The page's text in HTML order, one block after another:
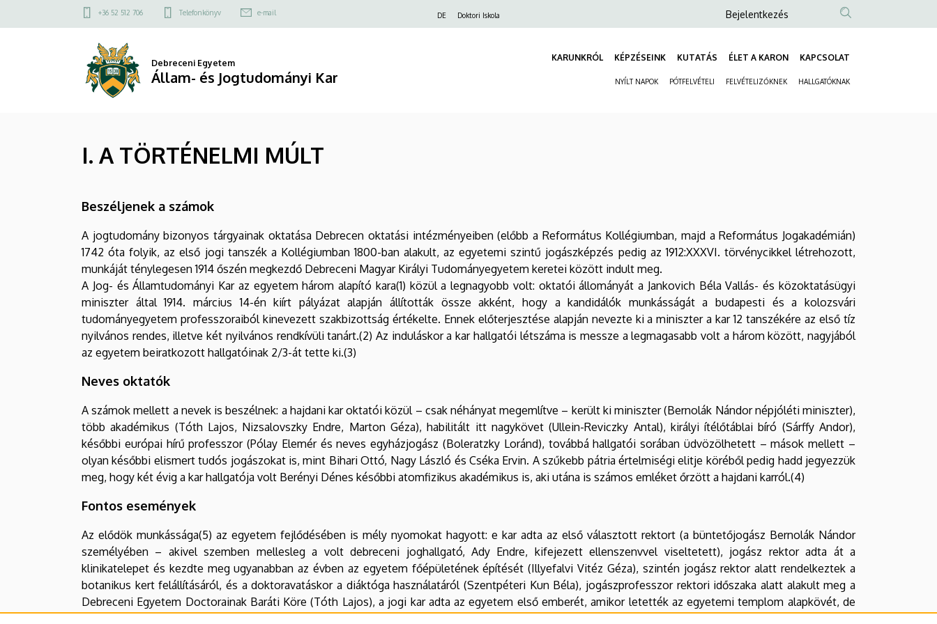
TÖRTÉNELMI
Jogtudományi
a
Felső
menü
+36 52 512 706 Telefonkönyv e-mail DE Doktori Iskola
Anonim
fiók
menüje
Bejelentkezés
Debreceni Egyetem
Állam- és Jogtudományi Kar
KARUNKRÓL KÉPZÉSEINK KUTATÁS ÉLET A KARON KAPCSOLAT
NYÍLT NAPOK PÓTFELVÉTELI FELVÉTELIZŐKNEK HALLGATÓKNAK
I. A TÖRTÉNELMI MÚLT
Beszéljenek a számok
A jogtudomány bizonyos tárgyainak oktatása Debrecen oktatási intézményeiben (előbb a Református Kollégiumban, majd a Református Jogakadémián)
1742 óta folyik, az első jogi tanszék a Kollégiumban 1800-ban alakult, az egyetemi szintű jogászképzés pedig az 1912:XXXVI. törvénycikkel létrehozott,
munkáját ténylegesen 1914 őszén megkezdő Debreceni Magyar Királyi Tudományegyetem keretei között indult meg.
A Jog- és Államtudományi Kar az egyetem három alapító kara(1) közül a legnagyobb volt: oktatói állományát a Jankovich Béla Vallás- és közoktatásügyi
miniszter által 1914. március 14-én kiírt pályázat alapján állították össze akként, hogy a kandidálók munkásságát a budapesti és a kolozsvári
tudományegyetem professzoraiból kinevezett szakbizottság értékelte. Ennek előterjesztése alapján nevezte ki a miniszter a kar 12 tanszékére az első tíz
nyilvános rendes, illetve két nyilvános rendkívüli tanárt.(2) Az induláskor a kar hallgatói létszáma is messze a legmagasabb volt a három között, nagyjából
az egyetem beiratkozott hallgatóinak 2/3-át tette ki.(3)
Neves oktatók
A számok mellett a nevek is beszélnek: a hajdani kar oktatói közül – csak néhányat megemlítve – került ki miniszter (Bernolák Nándor népjóléti miniszter),
több akadémikus (Tóth Lajos, Nizsalovszky Endre, Marton Géza), habilitált itt nagykövet (Ullein-Reviczky Antal), királyi ítélőtáblai bíró (Sárffy Andor),
későbbi európai hírű professzor (Pólay Elemér és neves egyházjogász (Boleratzky Loránd), továbbá hallgatói sorában üdvözölhetett – mások mellett –
olyan későbbi elismert tudós jogászokat is, mint Bihari Ottó, Nagy László és Cséka Ervin. A szűkebb pátria értelmiségi elitje köréből pedig hadd jegyezzük
meg, hogy két évig a kar hallgatója volt Berényi Dénes későbbi atomfizikus akadémikus is, aki utána is számos emléket őrzött a hajdani karról.(4)
Fontos események
Az elődök munkássága(5) az egyetem fejlődésében is mély nyomokat hagyott: e kar adta az első választott rektort (a büntetőjogász Bernolák Nándor
személyében – akivel szemben mellesleg a volt debreceni joghallgató, Ady Endre, kifejezett ellenszenvvel viseltetett), jogász rektor adta át a
klinikatelepet és kezdte meg ugyanabban az évben az egyetem főépületének építését (Illyefalvi Vitéz Géza), szintén jogász rektor alatt rendelkeztek a
botanikus kert felállításáról, és a doktoravatáskor a diáktóga használatáról (Szentpéteri Kun Béla), jogászprofesszor rektori időszaka alatt alakult meg a
Debreceni Egyetem Doctorainak Baráti Köre (Tóth Lajos), a jogi kar adta az egyetem első emberét, amikor letették az egyetemi templom alapkövét, de
ekkor került először napirendre a gyógyszerészképzés és az angol szak beindítása, és ekkor kezdte meg működését az olasz tanszék is (Bacsó Jenő). Ez